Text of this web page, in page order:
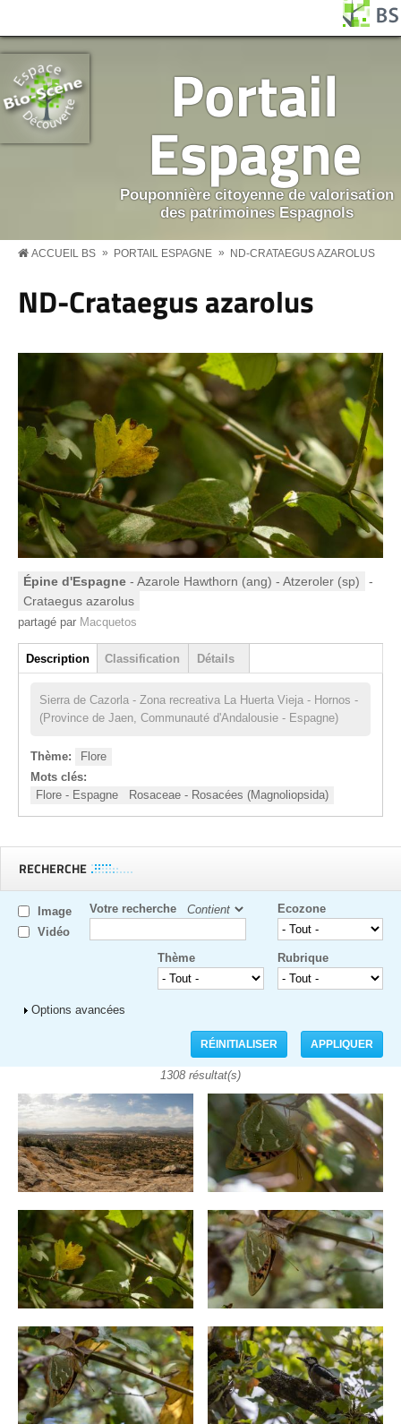
Portail
Espagne
Pouponnière citoyenne de valorisation
des patrimoines Espagnols
BS MENU
ACCUEIL BS » PORTAIL ESPAGNE » ND-CRATAEGUS AZAROLUS
ND-Crataegus azarolus
Épine d'Espagne - Azarole Hawthorn (ang) - Atzeroler (sp)
-
Crataegus azarolus
partagé par Macquetos
Groupe
Description
(onglet actif)
Classification Détails
Sierra de Cazorla - Zona recreativa La Huerta Vieja - Hornos -
(Province de Jaen, Communauté d'Andalousie - Espagne)
Thème:
Flore
Mots clés:
Flore - Espagne
Rosaceae - Rosacées (Magnoliopsida)
RECHERCHE
Image
Vidéo
Votre recherche Ecozone
Rubrique
Thème
Afficher
Options avancées
1308 résultat(s)
Pages